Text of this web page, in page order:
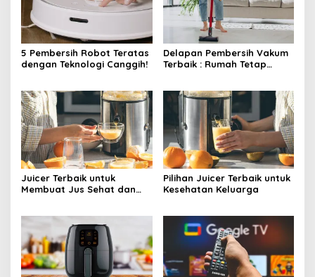
5 Pembersih Robot Teratas
dengan Teknologi Canggih!
Delapan Pembersih Vakum
Terbaik : Rumah Tetap
Juicer Terbaik untuk
Membuat Jus Sehat dan
Pilihan Juicer Terbaik untuk
Kesehatan Keluarga